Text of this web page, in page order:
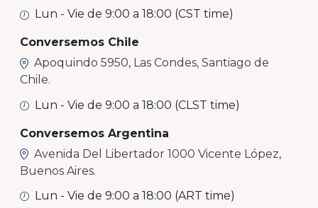
Lun - Vie de 9:00 a 18:00 (CST time)
Conversemos Chile
Apoquindo 5950, Las Condes, Santiago de
Chile.
Lun - Vie de 9:00 a 18:00 (CLST time)
Conversemos Argentina
Avenida Del Libertador 1000 Vicente López,
Buenos Aires.
Lun - Vie de 9:00 a 18:00 (ART time)